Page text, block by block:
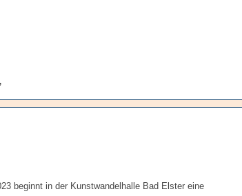
beginnt in der Kunstwandelhalle Bad Elster eine